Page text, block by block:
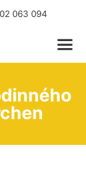
063 094